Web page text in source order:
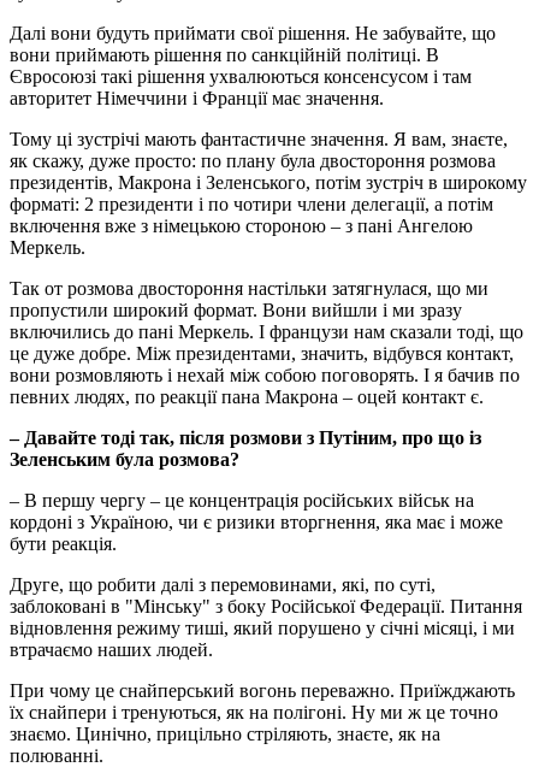
Далі вони будуть приймати свої рішення. Не забувайте, що
вони приймають рішення по санкційній політиці. В
Євросоюзі такі рішення ухвалюються консенсусом і там
авторитет Німеччини і Франції має значення.
Тому ці зустрічі мають фантастичне значення. Я вам, знаєте,
як скажу, дуже просто: по плану була двостороння розмова
президентів, Макрона і Зеленського, потім зустріч в широкому
форматі: 2 президенти і по чотири члени делегації, а потім
включення вже з німецькою стороною – з пані Ангелою
Меркель.
Так от розмова двостороння настільки затягнулася, що ми
пропустили широкий формат. Вони вийшли і ми зразу
включились до пані Меркель. І французи нам сказали тоді, що
це дуже добре. Між президентами, значить, відбувся контакт,
вони розмовляють і нехай між собою поговорять. І я бачив по
певних людях, по реакції пана Макрона – оцей контакт є.
– Давайте тоді так, після розмови з Путіним, про що із
Зеленським була розмова?
– В першу чергу – це концентрація російських військ на
кордоні з Україною, чи є ризики вторгнення, яка має і може
бути реакція.
Друге, що робити далі з перемовинами, які, по суті,
заблоковані в "Мінську" з боку Російської Федерації. Питання
відновлення режиму тиші, який порушено у січні місяці, і ми
втрачаємо наших людей.
При чому це снайперський вогонь переважно. Приїжджають
їх снайпери і тренуються, як на полігоні. Ну ми ж це точно
знаємо. Цинічно, прицільно стріляють, знаєте, як на
полюванні.